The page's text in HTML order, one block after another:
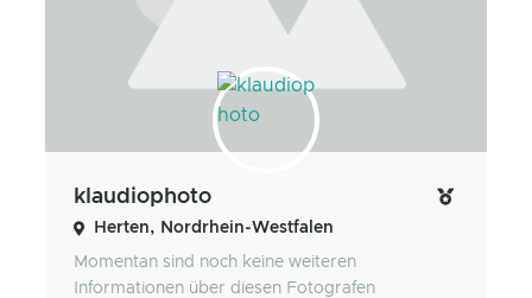
klaudiophoto
Herten, Nordrhein-Westfalen
Momentan sind noch keine weiteren
Informationen über diesen Fotografen